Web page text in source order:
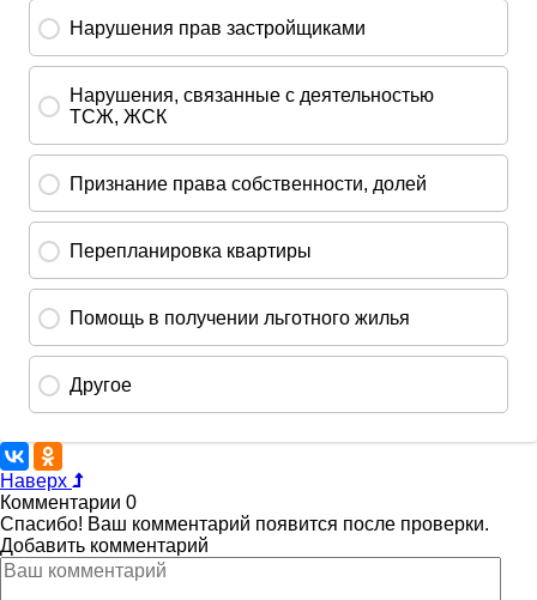
Наверх
Комментарии 0
Спасибо! Ваш комментарий появится после проверки.
Добавить комментарий